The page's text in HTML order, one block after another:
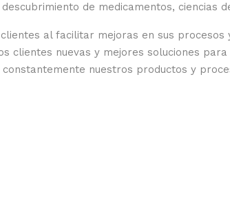
de medicamentos, ciencias
al facilitar mejoras en sus
nuevas y mejores soluciones
nuestros productos y